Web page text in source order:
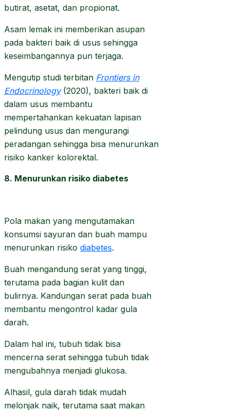
butirat, asetat, dan propionat.
Asam lemak ini memberikan asupan
pada bakteri baik di usus sehingga
keseimbangannya pun terjaga.
Mengutip studi terbitan Frontiers in
Endocrinology(2020), bakteri baik di
dalam usus membantu
mempertahankan kekuatan lapisan
pelindung usus dan mengurangi
peradangan sehingga bisa menurunkan
risiko kanker kolorektal.
8. Menurunkan risiko diabetes
Pola makan yang mengutamakan
konsumsi sayuran dan buah mampu
menurunkan risiko diabetes.
Buah mengandung serat yang tinggi,
terutama pada bagian kulit dan
bulirnya. Kandungan serat pada buah
membantu mengontrol kadar gula
darah.
Dalam hal ini, tubuh tidak bisa
mencerna serat sehingga tubuh tidak
mengubahnya menjadi glukosa.
Alhasil, gula darah tidak mudah
melonjak naik, terutama saat makan